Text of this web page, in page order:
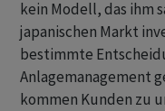
kein Modell, das ihm
japanischen Markt
bestimmte
Anlagemanagement
kommen Kunden zu